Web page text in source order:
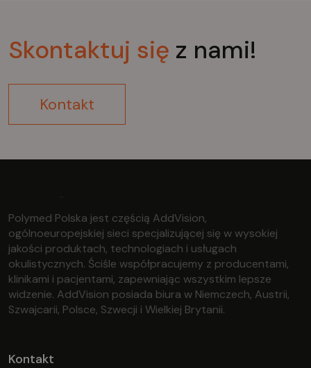
Skontaktuj się z nami!
Kontakt
Polymed Polska jest częścią AddVision,
ogólnoeuropejskiej sieci specjalizującej się w wysokiej
jakości produktach, technologiach i usługach
okulistycznych. Ściśle współpracujemy z producentami,
klinikami i pacjentami, zapewniając wszystkim lepsze
widzenie. AddVision posiada biura w Niemczech, Austrii,
Szwajcarii, Polsce, Szwecji i Wielkiej Brytanii.
Kontakt